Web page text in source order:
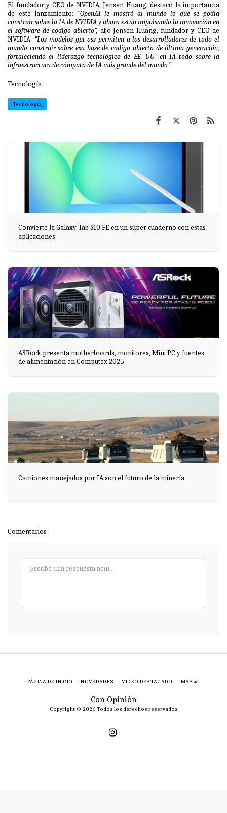
El fundador y CEO de NVIDIA, Jensen Huang, destacó la importancia
de este lanzamiento: “OpenAI le mostró al mundo lo que se podía
construir sobre la IA de NVIDIA y ahora están impulsando la innovación en
el software de código abierto”, dijo Jensen Huang, fundador y CEO de
NVIDIA. “Los modelos gpt-oss permiten a los desarrolladores de todo el
mundo construir sobre esa base de código abierto de última generación,
fortaleciendo el liderazgo tecnológico de EE. UU. en IA todo sobre la
infraestructura de cómputo de IA más grande del mundo.”
Tecnología
Tecnología
Convierte la Galaxy Tab S10 FE en un súper cuaderno con estas
aplicaciones
ASRock presenta motherboards, monitores, Mini PC y fuentes
de alimentación en Computex 2025
Camiones manejados por IA son el futuro de la minería
Comentarios
Con Opinión
Copyright © 2026 Todos los derechos reservados
PÁGINA DE INICIO NOVEDADES VIDEO DESTACADO MÁS